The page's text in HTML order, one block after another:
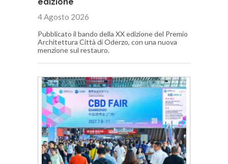
4 Agosto 2026
Pubblicato il bando della XX edizione del Premio
Architettura Città di Oderzo, con una nuova
menzione sul restauro.